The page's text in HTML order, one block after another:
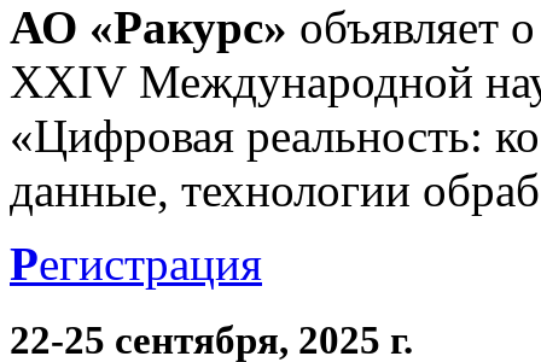
АО «Ракурс» объявляет
XXIV Международной
«Цифровая реальность:
данные, технологии
Регистрация
22-25 сентября, 2025 г.